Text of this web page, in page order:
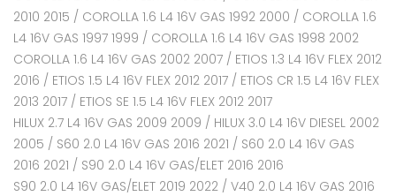
2010 2015 / COROLLA 1.6 L4 16V GAS 1992 2000 / COROLLA 1.6
L4 16V GAS 1997 1999 / COROLLA 1.6 L4 16V GAS 1998 2002
COROLLA 1.6 L4 16V GAS 2002 2007 / ETIOS 1.3 L4 16V FLEX 2012
2016 / ETIOS 1.5 L4 16V FLEX 2012 2017 / ETIOS CR 1.5 L4 16V FLEX
2013 2017 / ETIOS SE 1.5 L4 16V FLEX 2012 2017
HILUX 2.7 L4 16V GAS 2009 2009 / HILUX 3.0 L4 16V DIESEL 2002
2005 / S60 2.0 L4 16V GAS 2016 2021 / S60 2.0 L4 16V GAS
2016 2021 / S90 2.0 L4 16V GAS/ELET 2016 2016
S90 2.0 L4 16V GAS/ELET 2019 2022 / V40 2.0 L4 16V GAS 2016